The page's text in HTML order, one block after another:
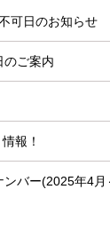
可日のお知らせ
のご案内
報！
ンバー(2025年4月